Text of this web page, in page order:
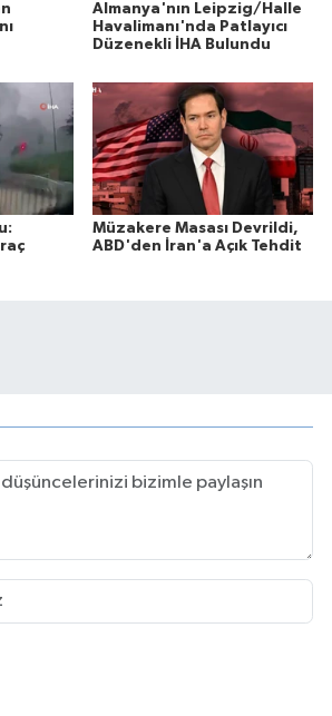
Almanya'nın Leipzig/Halle
Havalimanı'nda Patlayıcı
Düzenekli İHA Bulundu
Müzakere Masası Devrildi,
ABD'den İran'a Açık Tehdit